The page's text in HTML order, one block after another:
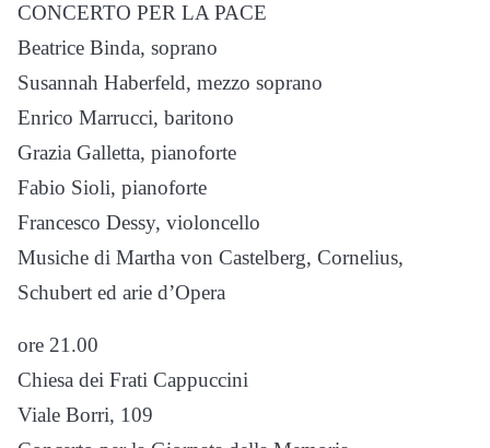
CONCERTO PER LA PACE
Beatrice Binda, soprano
Susannah Haberfeld, mezzo soprano
Enrico Marrucci, baritono
Grazia Galletta, pianoforte
Fabio Sioli, pianoforte
Francesco Dessy, violoncello
Musiche di Martha von Castelberg, Cornelius,
Schubert ed arie d’Opera
ore 21.00
Chiesa dei Frati Cappuccini
Viale Borri, 109